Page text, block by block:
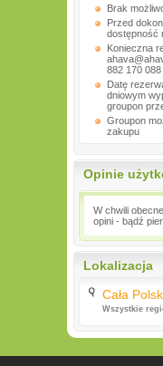
Brak
Przed
dostępność
Konieczna
882 170 088
Datę
dniowym
groupon
Groupon
zakupu
Opinie
W chwili
opini - bądź
Lokalizacja
Cała
Wszystkie